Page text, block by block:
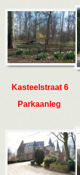
Kasteelstraat 6
Parkaanleg